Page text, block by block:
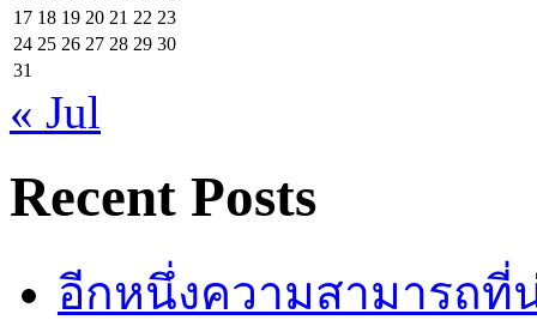
17 18 19 20 21 22 23
24 25 26 27 28 29 30
31
« Jul
Recent Posts
อีกหนึ่งความสามารถที่